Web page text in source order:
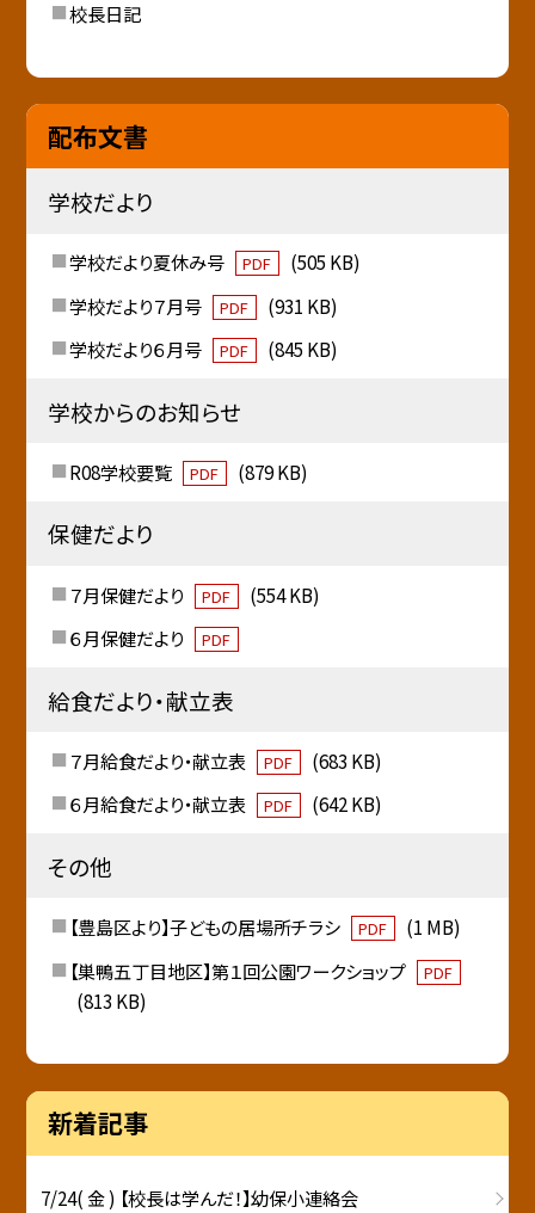
校長日記
配布文書
学校だより
学校だより夏休み号 PDF
(505 KB)
学校だより７月号
PDF
(931 KB)
学校だより６月号
PDF (845 KB)
学校からのお知らせ
R08学校要覧 PDF (879 KB)
保健だより
７月保健だより PDF
(554 KB)
６月保健だより
PDF
給食だより・献立表
７月給食だより・献立表 PDF
(683 KB)
６月給食だより・献立表
PDF (642 KB)
その他
【豊島区より】子どもの居場所チラシ PDF
(1 MB)
【巣鴨五丁目地区】第１回公園ワークショップ
PDF
(813 KB)
新着記事
7/24( 金 ) 【校長は学んだ！】幼保小連絡会